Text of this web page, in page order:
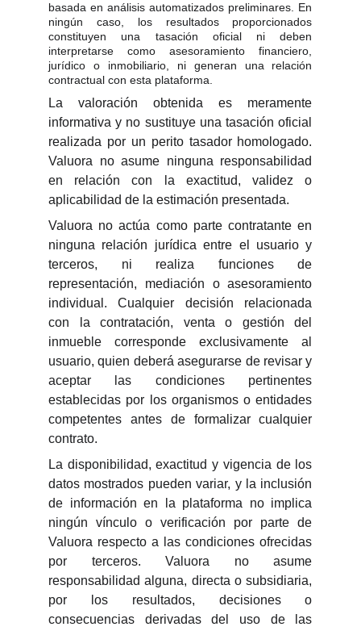
basada en análisis automatizados preliminares. En
ningún caso, los resultados proporcionados
constituyen una tasación oficial ni deben
interpretarse como asesoramiento financiero,
jurídico o inmobiliario, ni generan una relación
contractual con esta plataforma.
La valoración obtenida es meramente
informativa y no sustituye una tasación oficial
realizada por un perito tasador homologado.
Valuora no asume ninguna responsabilidad
en relación con la exactitud, validez o
aplicabilidad de la estimación presentada.
Valuora no actúa como parte contratante en
ninguna relación jurídica entre el usuario y
terceros, ni realiza funciones de
representación, mediación o asesoramiento
individual. Cualquier decisión relacionada
con la contratación, venta o gestión del
inmueble corresponde exclusivamente al
usuario, quien deberá asegurarse de revisar y
aceptar las condiciones pertinentes
establecidas por los organismos o entidades
competentes antes de formalizar cualquier
contrato.
La disponibilidad, exactitud y vigencia de los
datos mostrados pueden variar, y la inclusión
de información en la plataforma no implica
ningún vínculo o verificación por parte de
Valuora respecto a las condiciones ofrecidas
por terceros. Valuora no asume
responsabilidad alguna, directa o subsidiaria,
por los resultados, decisiones o
consecuencias derivadas del uso de las